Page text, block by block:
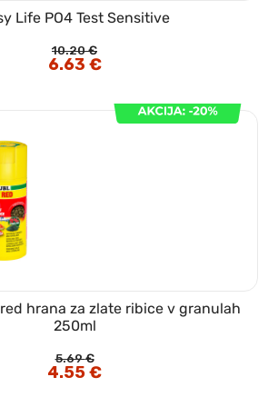
Life PO4 Test Sensitive
10.20€
Izvirna
cena
6.63 €Trenutna
cena
hrana za zlate ribice v granulah
250ml
5.69€
Izvirna
cena
4.55€Trenutna
cena